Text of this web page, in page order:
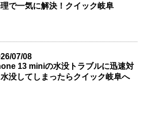
で一気に解決！クイック岐阜
07/08
13 miniの水没トラブルに迅速対
没してしまったらクイック岐阜へ